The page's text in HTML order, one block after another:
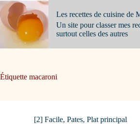
Passer
au
contenu
Les recettes de cuisine de
Un site pour classer mes
surtout celles des autres
Étiquette macaroni
[2] Facile, Pates, Plat principal